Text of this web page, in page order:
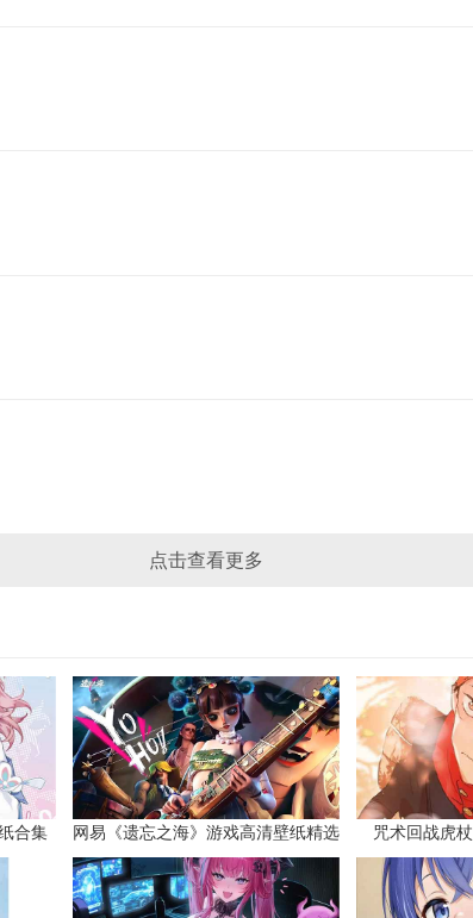
点击查看更多
合集 网易《遗忘之海》游戏高清壁纸精选 咒术回战虎